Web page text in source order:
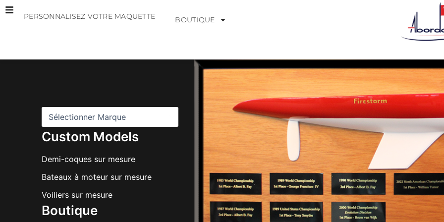
Aller
PERSONNALISEZ VOTRE MAQUETTE BOUTIQUE
Custom Models
Demi-coques sur mesure
Bateaux à moteur sur mesure
Voiliers sur mesure
Boutique